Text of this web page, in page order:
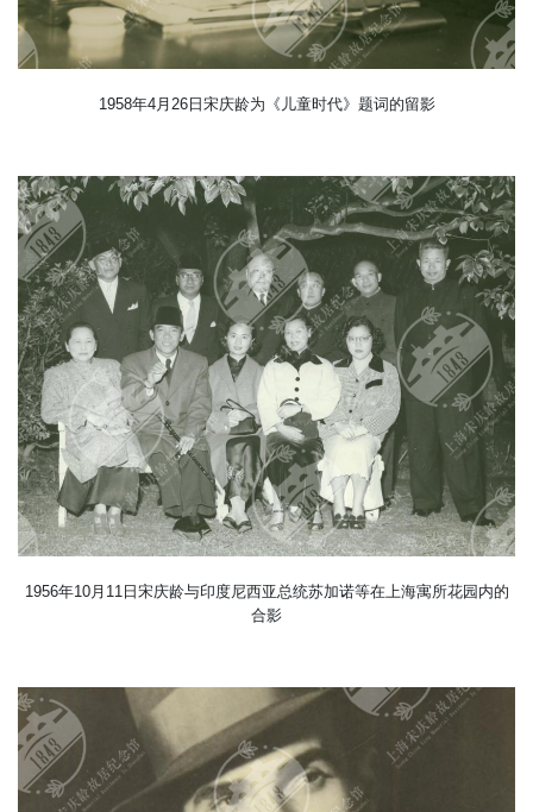
1958年4月26日宋庆龄为《儿童时代》题词的留影
1956年10月11日宋庆龄与印度尼西亚总统苏加诺等在上海寓所花园内的
合影